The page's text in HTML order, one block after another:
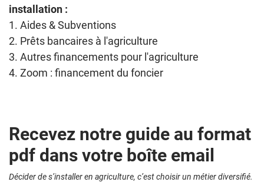
installation :
1. Aides & Subventions
2. Prêts bancaires à l'agriculture
3. Autres financements pour l'agriculture
4. Zoom : financement du foncier
Recevez notre guide au format
pdf dans votre boîte email
Décider de s’installer en agriculture, c’est choisir un métier diversifié.